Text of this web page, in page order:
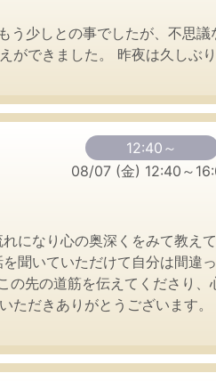
う少しとの事でしたが、不思議
ができました。 昨夜は久しぶ
12:40～
08/07 (金) 12:40～
になり心の奥深くをみて教え
聞いていただけて自分は間違
の先の道筋を伝えてくださり、
ただきありがとうございます。